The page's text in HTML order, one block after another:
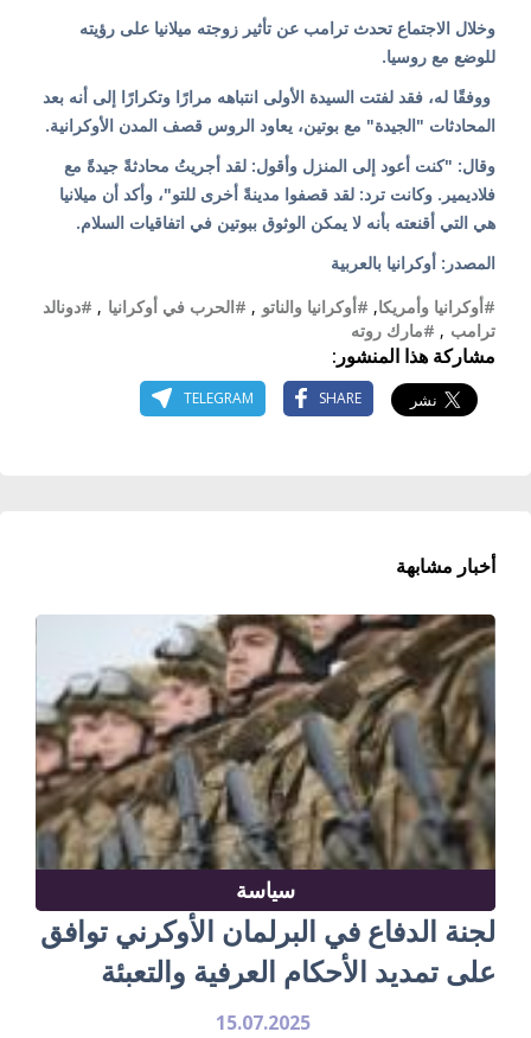
وخلال الاجتماع تحدث ترامب عن تأثير زوجته ميلانيا على رؤيته
للوضع مع روسيا.
ووفقًا له، فقد لفتت السيدة الأولى انتباهه مرارًا وتكرارًا إلى أنه بعد
المحادثات "الجيدة" مع بوتين، يعاود الروس قصف المدن الأوكرانية.
وقال: "كنت أعود إلى المنزل وأقول: لقد أجريتُ محادثةً جيدةً مع
فلاديمير. وكانت ترد: لقد قصفوا مدينةً أخرى للتو"، وأكد أن ميلانيا
هي التي أقنعته بأنه لا يمكن الوثوق ببوتين في اتفاقيات السلام.
المصدر: أوكرانيا بالعربية
#أوكرانيا وأمريكا, #أوكرانيا والناتو , #الحرب في أوكرانيا , #دونالد
ترامب , #مارك روته
مشاركة هذا المنشور:
SHARE
TELEGRAM
أخبار مشابهة
سياسة
لجنة الدفاع في البرلمان الأوكرني توافق
على تمديد الأحكام العرفية والتعبئة
15.07.2025